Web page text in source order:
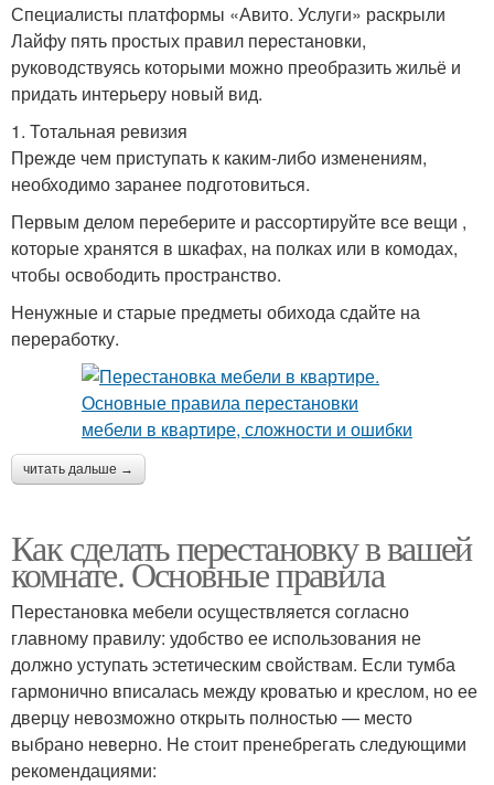
Специалисты платформы «Авито. Услуги» раскрыли
Лайфу пять простых правил перестановки,
руководствуясь которыми можно преобразить жильё и
придать интерьеру новый вид.
1. Тотальная ревизия
Прежде чем приступать к каким-либо изменениям,
необходимо заранее подготовиться.
Первым делом переберите и рассортируйте все вещи ,
которые хранятся в шкафах, на полках или в комодах,
чтобы освободить пространство.
Ненужные и старые предметы обихода сдайте на
переработку.
читать дальше →
Как сделать перестановку в вашей
комнате. Основные правила
Перестановка мебели осуществляется согласно
главному правилу: удобство ее использования не
должно уступать эстетическим свойствам. Если тумба
гармонично вписалась между кроватью и креслом, но ее
дверцу невозможно открыть полностью — место
выбрано неверно. Не стоит пренебрегать следующими
рекомендациями: